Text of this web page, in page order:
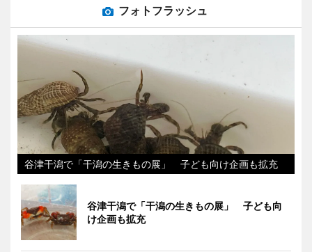
フォトフラッシュ
谷津干潟で「干潟の生きもの展」 子ども向け企画も拡充
谷津干潟で「干潟の生きもの展」 子ども向
け企画も拡充